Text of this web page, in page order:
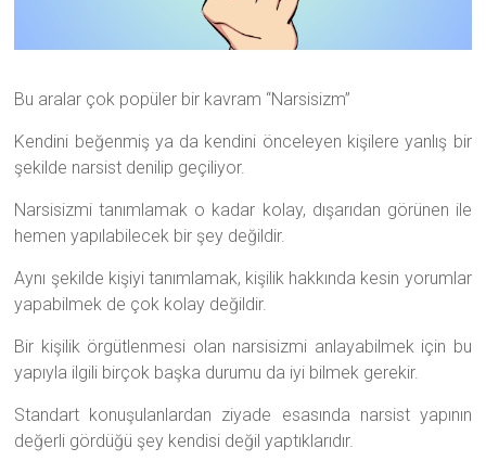
Bu aralar çok popüler bir kavram “Narsisizm”
Kendini beğenmiş ya da kendini önceleyen kişilere yanlış bir
şekilde narsist denilip geçiliyor.
Narsisizmi tanımlamak o kadar kolay, dışarıdan görünen ile
hemen yapılabilecek bir şey değildir.
Aynı şekilde kişiyi tanımlamak, kişilik hakkında kesin yorumlar
yapabilmek de çok kolay değildir.
Bir kişilik örgütlenmesi olan narsisizmi anlayabilmek için bu
yapıyla ilgili birçok başka durumu da iyi bilmek gerekir.
Standart konuşulanlardan ziyade esasında narsist yapının
değerli gördüğü şey kendisi değil yaptıklarıdır.